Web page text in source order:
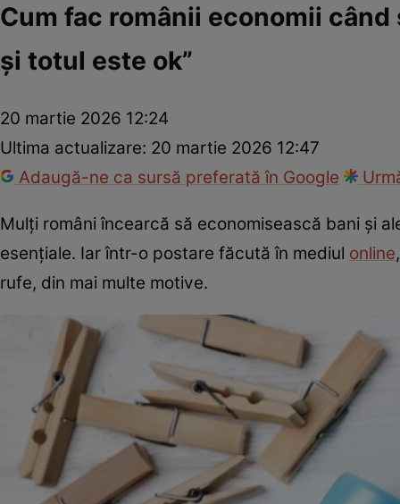
Cum fac românii economii
și totul este ok”
20 martie 2026 12:24
Ultima actualizare: 20 martie 2026 12:47
Adaugă-ne ca sursă preferată în Google
Mulți români încearcă să economisească bani și
esențiale. Iar într-o postare făcută în mediul online
rufe, din mai multe motive.